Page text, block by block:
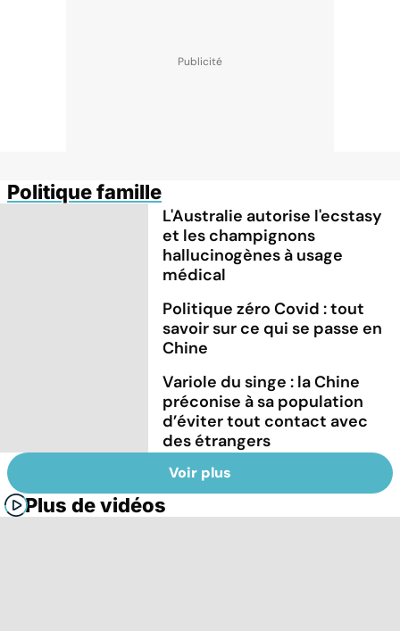
Politique famille
L'Australie autorise l'ecstasy
et les champignons
hallucinogènes à usage
médical
Politique zéro Covid : tout
savoir sur ce qui se passe en
Chine
Variole du singe : la Chine
préconise à sa population
d’éviter tout contact avec
des étrangers
Voir plus
Plus de vidéos